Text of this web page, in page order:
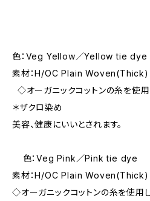
色：Veg Yellow／Yellow tie dye
素材：H/OC Plain Woven(Thick)
◇オーガニックコットンの糸を使用
＊ザクロ染め
美容、健康にいいとされます。
色：Veg Pink／Pink tie dye
素材：H/OC Plain Woven(Thick)
◇オーガニックコットンの糸を使用